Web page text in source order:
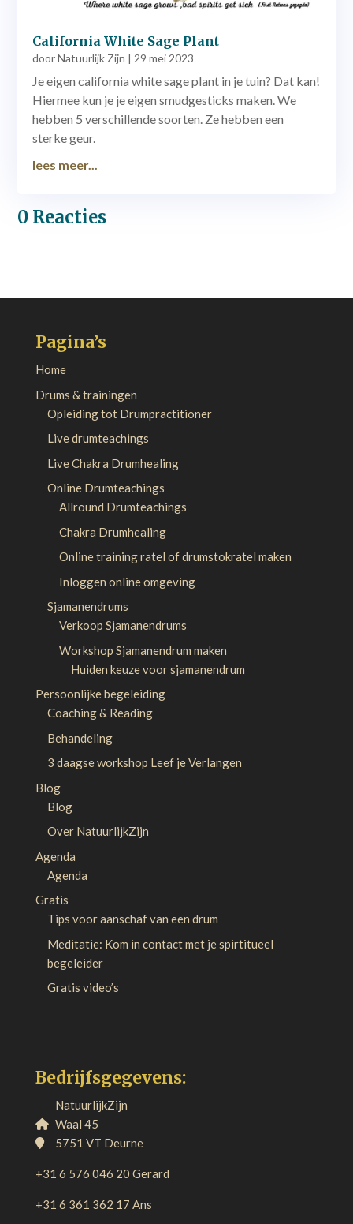
California White Sage Plant
doorNatuurlijk Zijn | 29 mei 2023
Je eigen california white sage plant in je tuin? Dat kan!
Hiermee kun je je eigen smudgesticks maken. We
hebben 5 verschillende soorten. Ze hebben een
sterke geur.
lees meer...
0 Reacties
Pagina’s
Home
Drums & trainingen
Opleiding tot Drumpractitioner
Live drumteachings
Live Chakra Drumhealing
Online Drumteachings
Allround Drumteachings
Chakra Drumhealing
Online training ratel of drumstokratel maken
Inloggen online omgeving
Sjamanendrums
Verkoop Sjamanendrums
Workshop Sjamanendrum maken
Huiden keuze voor sjamanendrum
Persoonlijke begeleiding
Coaching & Reading
Behandeling
3 daagse workshop Leef je Verlangen
Blog
Blog
Over NatuurlijkZijn
Agenda
Agenda
Gratis
Tips voor aanschaf van een drum
Meditatie: Kom in contact met je spirtitueel
begeleider
Gratis video’s
Bedrijfsgegevens:
NatuurlijkZijn
Waal 45
5751 VT Deurne
+31 6 576 046 20 Gerard
+31 6 361 362 17 Ans